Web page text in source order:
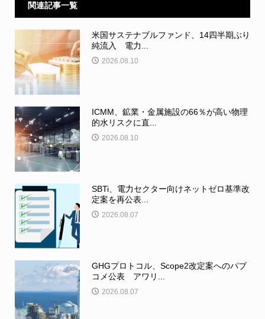
関連記事一覧
米国サステナブルファンド、14四半期ぶり
純流入 電力...
2026.08.10
ICMM、鉱業・金属施設の66％が高い物理
的水リスクに直...
2026.08.10
SBTi、電力セクター向けネットゼロ基準改
定案を再公表...
2026.08.07
GHGプロトコル、Scope2改定案へのパブ
コメ公表 アワリ...
2026.08.07